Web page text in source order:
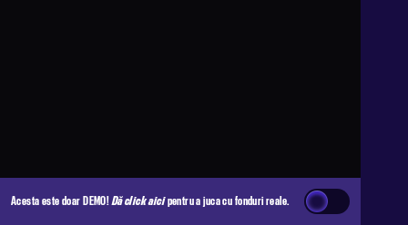
Acesta este doar DEMO!Dă click aicipentru a juca cu fonduri reale.